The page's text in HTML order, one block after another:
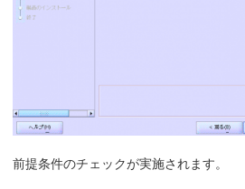
前提条件のチェックが実施されます。